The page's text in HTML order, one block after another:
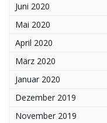
Juni 2020
Mai 2020
April 2020
März 2020
Januar 2020
Dezember 2019
November 2019